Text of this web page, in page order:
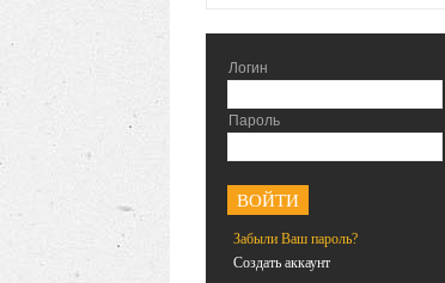
Логин
Пароль
Забыли Ваш пароль?
Создать аккаунт